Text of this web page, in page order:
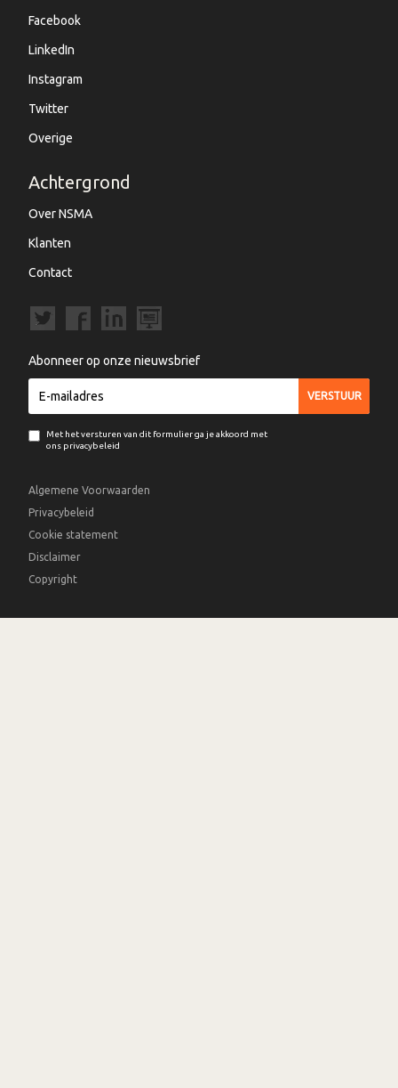
Facebook
LinkedIn
Instagram
Twitter
Overige
Achtergrond
Over NSMA
Klanten
Contact
Abonneer op onze nieuwsbrief
Met het versturen van dit formulier ga je akkoord met
ons privacybeleid
Algemene Voorwaarden
Privacybeleid
Cookie statement
Disclaimer
Copyright